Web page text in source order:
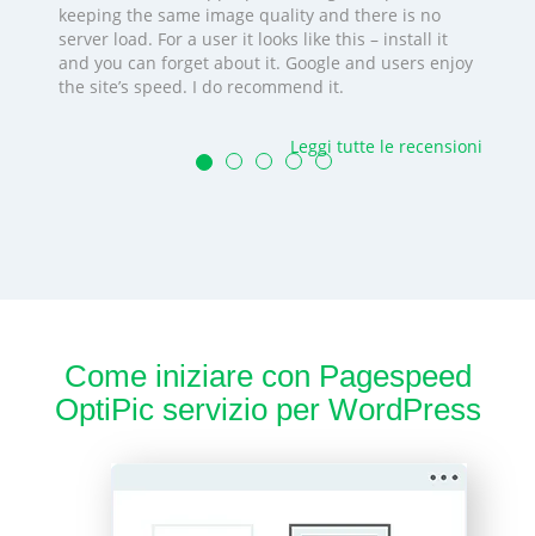
keeping the same image quality and there is no
server load. For a user it looks like this – install it
and you can forget about it. Google and users enjoy
the site’s speed. I do recommend it.
Leggi tutte le recensioni
Come iniziare con Pagespeed
OptiPic servizio per WordPress